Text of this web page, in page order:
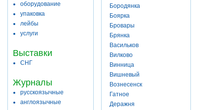
оборудование
упаковка
лейбы
услуги
Выставки
СНГ
Журналы
русскоязычные
англоязычные
Бородянка
Боярка
Бровары
Брянка
Васильков
Вилково
Винница
Вишневый
Вознесенск
Гатное
Деражня